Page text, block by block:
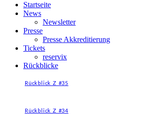
Startseite
News
Newsletter
Presse
Presse Akkreditierung
Tickets
reservix
Rückblicke
Rückblick Z #35
Rückblick Z #34